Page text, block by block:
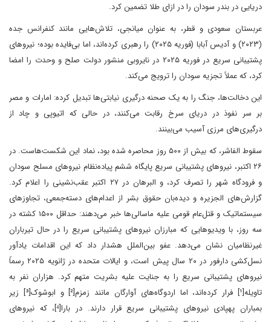
دریایی در بندر سودان را در ازای طلا تضمین کرد.
عربستان سعودی و قطر، به عنوان میانجی، تلاش‌هایی مانند کنفرانس جده
(۲۰۲۳) و آدیس آبابا (فوریه ۲۰۲۵) را رهبری کرده‌اند، اما بی‌فایده بوده؛ نیروهای
پشتیبانی سریع در فوریه ۲۰۲۵ در نایروبی منشور دولت صلح و وحدت را امضا
کرد، که عملاً تجزیه سودان را ترویج می‌کند.
این دخالت‌ها، جنگ را به یک صحنه درگیری نیابتی‌ها تبدیل کرده: امارات و مصر
بر سر نفوذ در دریای سرخ رقابت می‌کنند، در حالی که اتیوپی و چاد از
درگیری‌های مرزی آسیب می‌بینند.
سقوط الفاشر، که بیش از ۵۰۰ روز محاصره شده بود، نماد این شکست‌هاست. در
۲۶ اکتبر، نیروهای پشتیبانی سریع پایگاه ششم پیاده‌نظام نیروهای مسلح سودان
و فرودگاه شهر را تصرف کرد، و البرهان در ۲۷ اکتبر عقب‌نشینی را اعلام کرد.
گزارش‌های الجزیره و دیده‌بان حقوق بشر از اعدام‌های دسته‌جمعی، تجاوزهای
سیستماتیک و قتل‌عام قومی علیه ماسالی‌ها خبر می‌دهند: حداقل ۱۵۰۰ کشته در
سه روز، با ویدیوهایی که مبارزان نیروهای پشتیبانی سریع را در حال تیرباران
غیرنظامیان نشان می‌دهد. عفو بین‌الملل هشدار داد که این اقدامات یادآور
نسل‌کشی دارفور در ۲۰ سال پیش است، و ایالات متحده در ژانویه ۲۰۲۵ رسماً
نیروهای پشتیبانی سریع را به جنایت علیه بشریت متهم کرد. هزاران نفر به
تاویله[¹] فرار کرده‌اند، اما اردوگاه‌های آوارگان مانند زمزم[²] و ابوشوک[³] زیر
بمباران پهپادی نیروهای پشتیبانی سریع قرار دارند. در بارا[⁴]، که نیروهای